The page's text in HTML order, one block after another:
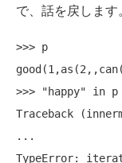
で、話を戻します。
>>> p
>>> "happy" in p
Traceback
...